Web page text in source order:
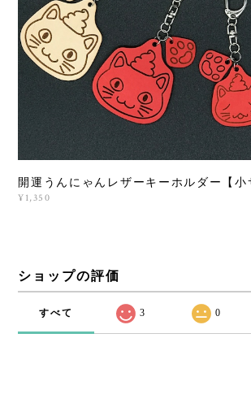
開運うんにゃんレザーキーホルダー【小
¥1,350
ショップの評価
すべて 3 0